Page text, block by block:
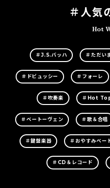
＃人気
Hot
＃J.S.バッハ ＃ただい
＃ドビュッシー ＃フォーレ
＃吹奏楽 ＃Hot
＃ベートーヴェン ＃歌＆合唱
＃鍵盤楽器 ＃おやすみベー
＃CD＆レコード